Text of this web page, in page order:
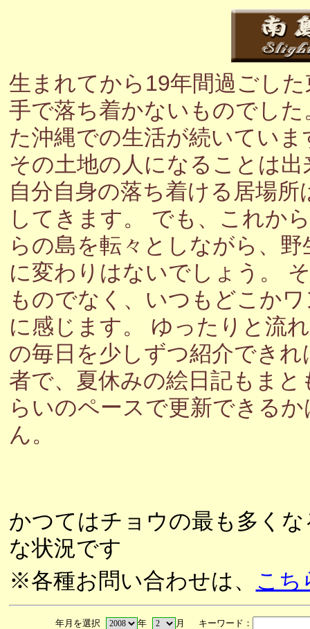
生まれてから19年間過ごし
手で落ち着かないものでし
た沖縄での生活が続いてい
その土地の人になることは
自分自身の落ち着ける居場
してきます。 でも、これか
らの島を転々としながら、
に変わりはないでしょう。
ものでなく、いつもどこか
に感じます。 ゆったりと流
の毎日を少しずつ紹介でき
者で、夏休みの絵日記もま
らいのペースで更新できる
ん。
かつてはチョウの最も多く
な状況です
※各種お問い合わせは、 こち
年月を選択 年 月 キーワード：